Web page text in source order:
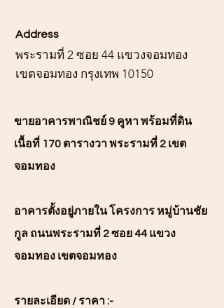
Address
พระรามที่ 2 ซอย 44 แขวงจอมทอง
เขตจอมทอง กรุงเทพ 10150
ขายอาคารพาณิชย์ 9 คูหา พร้อมที่ดิน
เนื้อที่ 170 ตารางวา พระรามที่ 2 เขต
จอมทอง
อาคารตั้งอยู่ภายใน โครงการ หมู่บ้านชัย
กูล ถนนพระรามที่ 2 ซอย 44 แขวง
จอมทอง เขตจอมทอง
รายละเอียด / ราคา :-